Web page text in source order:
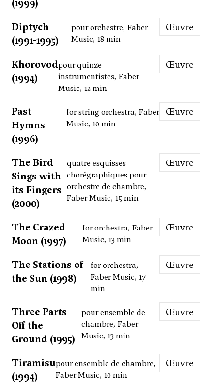
(1999)
Diptych
(1991-1995)
pour orchestre, Faber
Music, 18 min
Œuvre
Khorovod
(1994)
pour quinze
instrumentistes, Faber
Music, 12 min
Œuvre
Past
Hymns
(1996)
for string orchestra, Faber
Music, 10 min
Œuvre
The Bird
Sings with
its Fingers
(2000)
quatre esquisses
chorégraphiques pour
orchestre de chambre,
Faber Music, 15 min
Œuvre
The Crazed
Moon (1997)
for orchestra, Faber
Music, 13 min
Œuvre
The Stations of
the Sun (1998)
for orchestra,
Faber Music, 17
min
Œuvre
Three Parts
Off the
Ground (1995)
pour ensemble de
chambre, Faber
Music, 13 min
Œuvre
Tiramisu
(1994)
pour ensemble de chambre,
Faber Music, 10 min
Œuvre